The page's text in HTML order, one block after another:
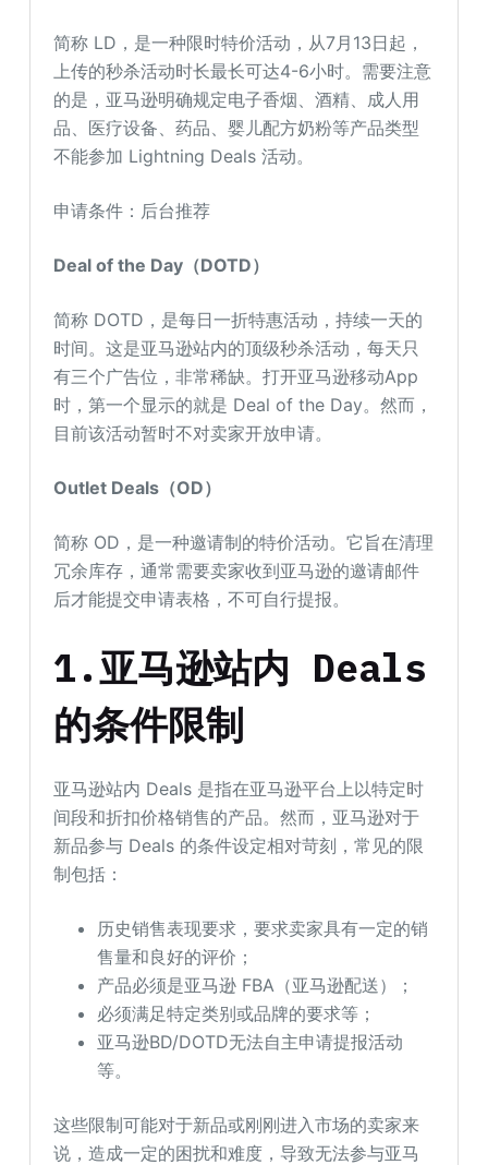
简称 LD，是一种限时特价活动，从7月13日起，
上传的秒杀活动时长最长可达4-6小时。需要注意
的是，亚马逊明确规定电子香烟、酒精、成人用
品、医疗设备、药品、婴儿配方奶粉等产品类型
不能参加 Lightning Deals 活动。
申请条件：后台推荐
Deal of the Day（DOTD）
简称 DOTD，是每日一折特惠活动，持续一天的
时间。这是亚马逊站内的顶级秒杀活动，每天只
有三个广告位，非常稀缺。打开亚马逊移动App
时，第一个显示的就是 Deal of the Day。然而，
目前该活动暂时不对卖家开放申请。
Outlet Deals（OD）
简称 OD，是一种邀请制的特价活动。它旨在清理
冗余库存，通常需要卖家收到亚马逊的邀请邮件
后才能提交申请表格，不可自行提报。
1.亚马逊站内 Deals
的条件限制
亚马逊站内 Deals 是指在亚马逊平台上以特定时
间段和折扣价格销售的产品。然而，亚马逊对于
新品参与 Deals 的条件设定相对苛刻，常见的限
制包括：
历史销售表现要求，要求卖家具有一定的销
售量和良好的评价；
产品必须是亚马逊 FBA（亚马逊配送）；
必须满足特定类别或品牌的要求等；
亚马逊BD/DOTD无法自主申请提报活动
等。
这些限制可能对于新品或刚刚进入市场的卖家来
说，造成一定的困扰和难度，导致无法参与亚马